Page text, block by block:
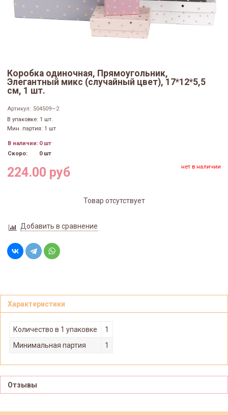
Коробка одиночная, Прямоугольник,
Элегантный микс (случайный цвет), 17*12*5,5
см, 1 шт.
Артикул: 504509—2
В упаковке: 1 шт.
Мин. партия: 1 шт
В наличии: 0 шт
Скоро:
0 шт
224.00 руб нет в наличии
Товар отсутствует
Добавить в сравнение
Характеристики
Количество в 1 упаковке
1
Минимальная партия
1
Отзывы